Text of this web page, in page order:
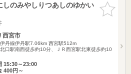
お気に入
りに追加
のみやしりつあしのゆかい
西宮市
丹線伊丹駅7.06km 西宮駅512m
口駅南西徒歩約10分、ＪＲ西宮駅北東徒歩約10
15:30～23:00
400円～